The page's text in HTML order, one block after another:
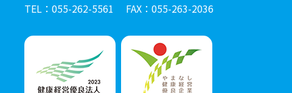
TEL：055-262-5561 FAX：055-263-2036